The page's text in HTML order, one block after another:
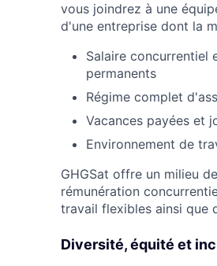
vous joindrez à une
d'une entreprise dont la
Salaire concurrentiel
permanents
Régime complet
Vacances payées et
Environnement de
GHGSat offre un milieu
rémunération
travail flexibles ainsi que
Diversité, équité et